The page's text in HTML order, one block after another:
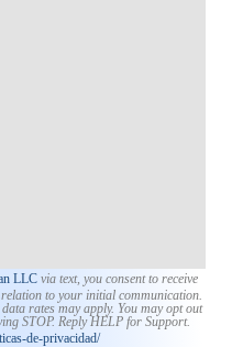
LLCvia text, you consent to receive
to your initial communication.
rates may apply. You may opt out
STOP. Reply HELP for Support.
de-privacidad/